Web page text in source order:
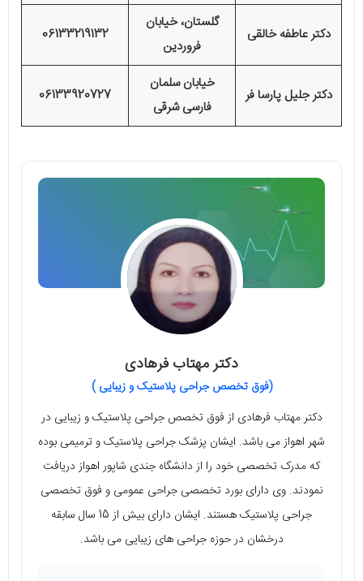
دکتر عاطفه خالقی
گلستان، خیابان
فروردین
06133219132
دکتر جلیل پارسا فر
خیابان سلمان
فارسی شرقی
06133920727
دکتر مهتاب فرهادی
(فوق تخصص جراحی پلاستیک و زیبایی )
دکتر مهتاب فرهادی از فوق تخصص جراحی پلاستیک و زیبایی در
شهر اهواز می‌ باشد. ایشان پزشک جراحی پلاستیک و ترمیمی بوده
که مدرک تخصصی خود را از دانشگاه جندی شاپور اهواز دریافت
نمودند. وی دارای بورد تخصصی جراحی عمومی و فوق تخصصی
جراحی پلاستیک هستند. ایشان دارای بیش از 15 سال سابقه‌
درخشان در حوزه‌ جراحی‌ های زیبایی می‌ باشد.